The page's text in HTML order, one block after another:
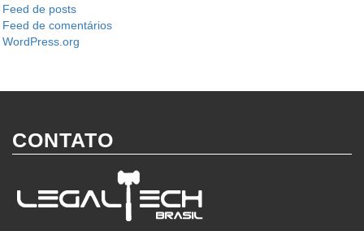
Feed de posts
Feed de comentários
WordPress.org
CONTATO